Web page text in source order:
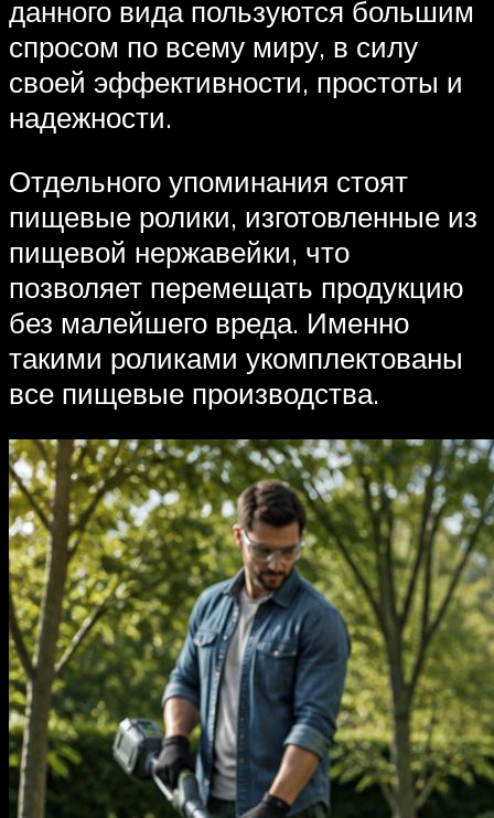
данного вида пользуются большим
спросом по всему миру, в силу
своей эффективности, простоты и
надежности.
Отдельного упоминания стоят
пищевые ролики, изготовленные из
пищевой нержавейки, что
позволяет перемещать продукцию
без малейшего вреда. Именно
такими роликами укомплектованы
все пищевые производства.